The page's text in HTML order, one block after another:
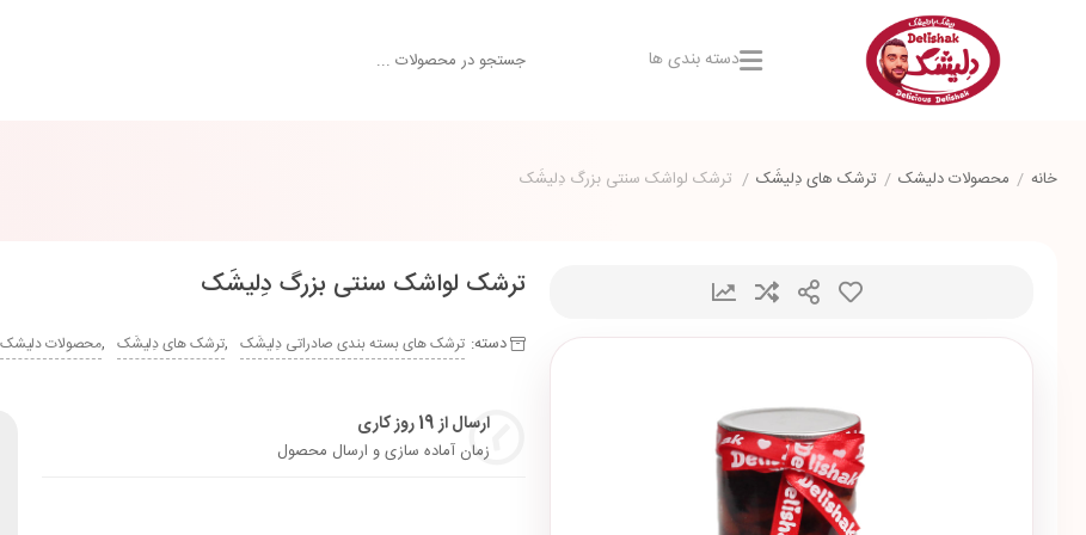
دسته بندی ها
خانه / محصولات دلیشک / ترشک های دِلیشَک / ترشک لواشک سنتی بزرگ دِلیشَک
ترشک لواشک سنتی بزرگ دِلیشَک
دسته: ترشک های بسته بندی صادراتی دِلیشَک ,ترشک های دِلیشَک ,محصولات دلیشک
ارسال از 19 روز کاری
زمان آماده سازی و ارسال محصول